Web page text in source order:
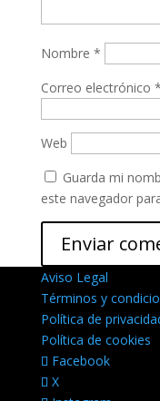
Nombre *
Correo electrónico *
Web
Guarda mi
este navegador
Aviso Legal
Términos y
Política de
Política de cookies
Facebook
X